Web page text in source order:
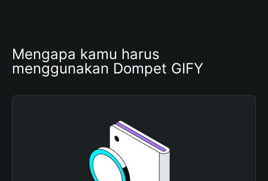
Mengapa kamu harus
menggunakan Dompet GIFY